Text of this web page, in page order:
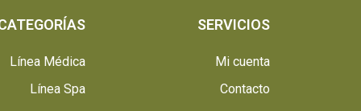
Línea Médica
Línea Spa
SERVICIOS
Mi cuenta
Contacto